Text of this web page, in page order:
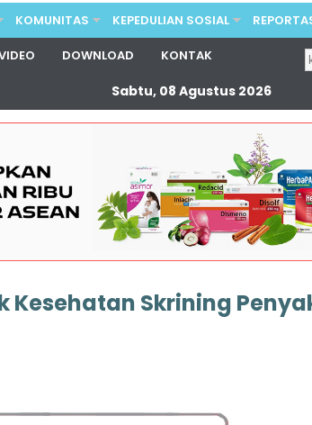
KOMUNITAS KEPEDULIAN SOSIAL
DOWNLOAD KONTAK
Sabtu, 08 Agustus 2026
Kesehatan Skrining